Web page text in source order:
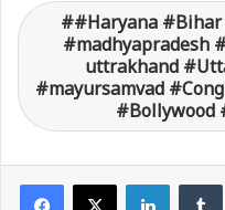
#Haryana
#madhyapradesh
uttrakhand
#mayursamvad
#Bollywood
LinkedIn